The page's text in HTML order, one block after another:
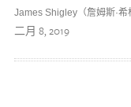
James Shigley（詹姆斯·希
二月 8, 2019